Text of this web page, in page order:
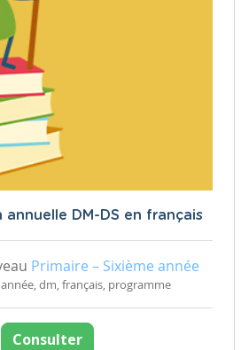
annuelle DM-DS en français
Primaire – Sixième année
année, dm, français, programme
Consulter